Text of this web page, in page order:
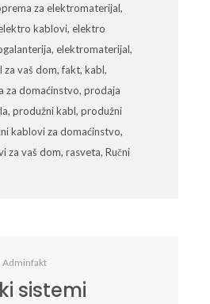
za elektromaterijal,
kablovi, elektro
, elektromaterijal,
vaš dom,fakt, kabl,
za domaćinstvo, prodaja
, produžni kabl, produžni
kablovi za domaćinstvo,
za vaš dom, rasveta, Ručni
Adminfakt
sistemi